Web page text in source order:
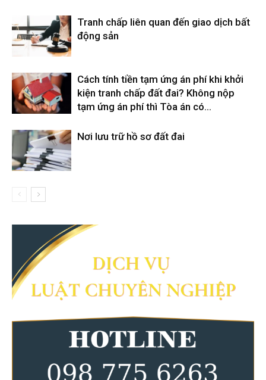
Tranh chấp liên quan đến giao dịch bất
động sản
Cách tính tiền tạm ứng án phí khi khởi
kiện tranh chấp đất đai? Không nộp
tạm ứng án phí thì Tòa án có...
Nơi lưu trữ hồ sơ đất đai